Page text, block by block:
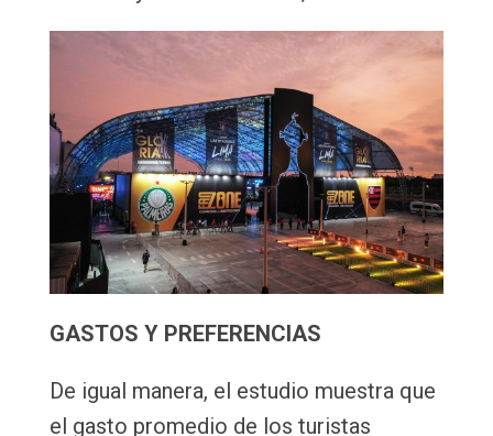
GASTOS Y PREFERENCIAS
De igual manera, el estudio muestra que
el gasto promedio de los turistas